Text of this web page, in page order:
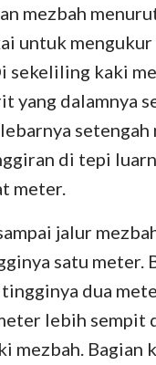
mezbah
untuk mengukur
sekeliling kaki
yang dalamnya
setengah
di tepi
meter.
jalur
satu meter.
dua
lebih sempit
mezbah. Bagian